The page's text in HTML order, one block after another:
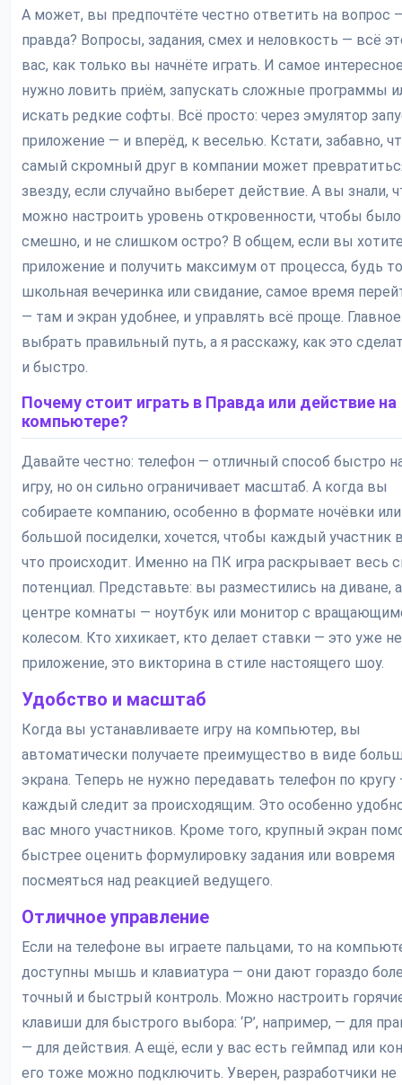
А может, вы предпочтёте честно ответить на вопрос
правда? Вопросы, задания, смех и неловкость — всё
вас, как только вы начнёте играть. И самое
нужно ловить приём, запускать сложные программы
искать редкие софты. Всё просто: через эмулятор
приложение — и вперёд, к веселью. Кстати, забавно,
самый скромный друг в компании может
звезду, если случайно выберет действие. А вы знали,
можно настроить уровень откровенности, чтобы
смешно, и не слишком остро? В общем, если вы
приложение и получить максимум от процесса, будь то
школьная вечеринка или свидание, самое время
— там и экран удобнее, и управлять всё проще.
выбрать правильный путь, а я расскажу, как это
и быстро.
Почему стоит играть в Правда или действие на
компьютере?
Давайте честно: телефон — отличный способ быстро
игру, но он сильно ограничивает масштаб. А когда вы
собираете компанию, особенно в формате ночёвки или
большой посиделки, хочется, чтобы каждый участник
что происходит. Именно на ПК игра раскрывает весь
потенциал. Представьте: вы разместились на диване,
центре комнаты — ноутбук или монитор с
колесом. Кто хихикает, кто делает ставки — это уже
приложение, это викторина в стиле настоящего шоу.
Удобство и масштаб
Когда вы устанавливаете игру на компьютер, вы
автоматически получаете преимущество в виде
экрана. Теперь не нужно передавать телефон по кругу
каждый следит за происходящим. Это особенно
вас много участников. Кроме того, крупный экран
быстрее оценить формулировку задания или вовремя
посмеяться над реакцией ведущего.
Отличное управление
Если на телефоне вы играете пальцами, то на
доступны мышь и клавиатура — они дают гораздо
точный и быстрый контроль. Можно настроить
клавиши для быстрого выбора: ‘P’, например, — для
— для действия. А ещё, если у вас есть геймпад или
его тоже можно подключить. Уверен, разработчики не